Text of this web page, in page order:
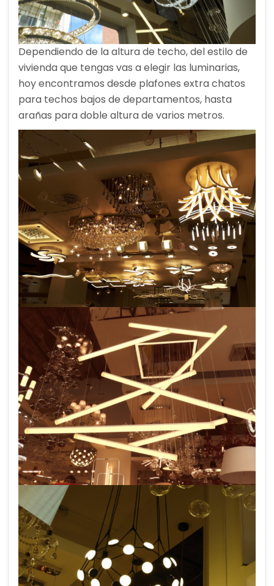
Dependiendo de la altura de techo, del estilo de
vivienda que tengas vas a elegir las luminarias,
hoy encontramos desde plafones extra chatos
para techos bajos de departamentos, hasta
arañas para doble altura de varios metros.